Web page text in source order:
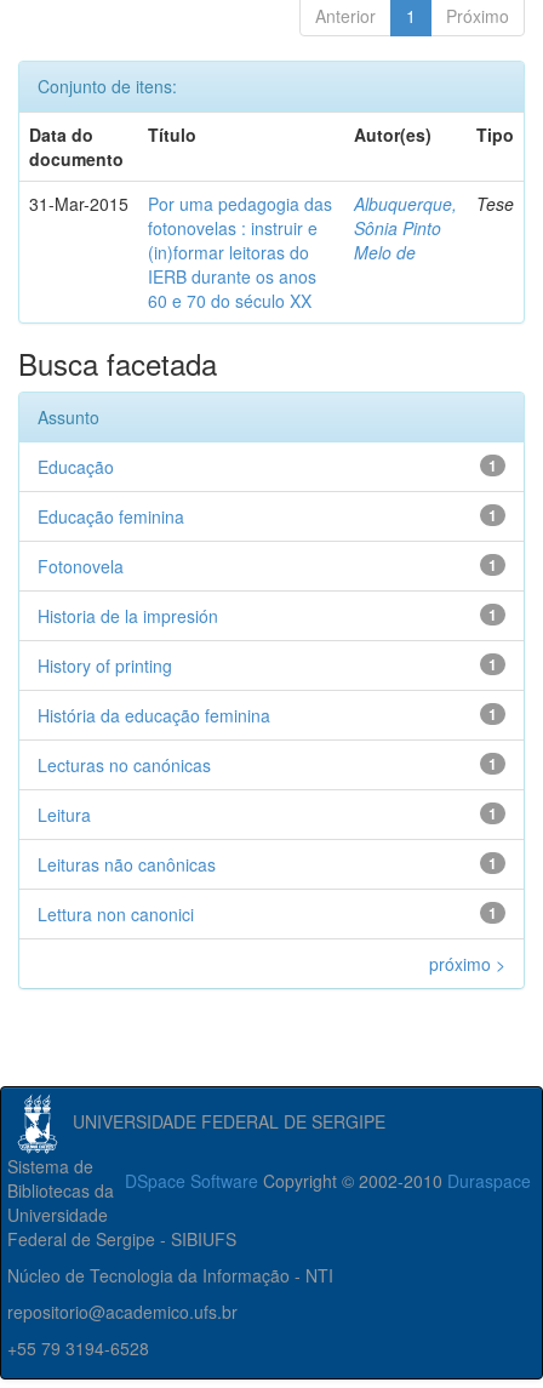
Anterior 1 Próximo
Conjunto de itens:
Data do
documento
Título Autor(es) Tipo
31-Mar-2015
Por uma pedagogia das
fotonovelas : instruir e
(in)formar leitoras do
IERB durante os anos
60 e 70 do século XX
Albuquerque,
Sônia Pinto
Melo de
Tese
Busca facetada
Assunto
1
Educação
1
Educação feminina
1
Fotonovela
1
Historia de la impresión
1
History of printing
1
História da educação feminina
1
Lecturas no canónicas
1
Leitura
1
Leituras não canônicas
1
Lettura non canonici
próximo >
UNIVERSIDADE FEDERAL DE SERGIPE
DSpace Software Copyright © 2002-2010 Duraspace
Sistema de
Bibliotecas da
Universidade
Federal de Sergipe - SIBIUFS
Núcleo de Tecnologia da Informação - NTI
repositorio@academico.ufs.br
+55 79 3194-6528